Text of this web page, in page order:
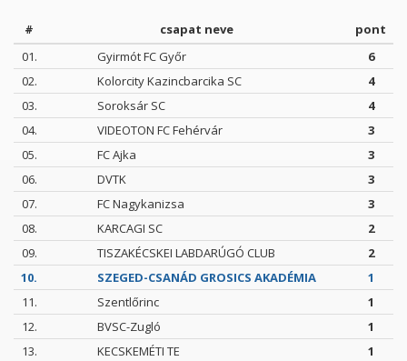
# csapat neve
pont
01.
Gyirmót FC Győr
6
02.
Kolorcity Kazincbarcika SC
4
03.
Soroksár SC
4
04.
VIDEOTON FC Fehérvár
3
05.
FC Ajka
3
06.
DVTK
3
07.
FC Nagykanizsa
3
08.
KARCAGI SC
2
09.
TISZAKÉCSKEI LABDARÚGÓ CLUB
2
10.
SZEGED-CSANÁD GROSICS AKADÉMIA
1
11.
Szentlőrinc
1
12.
BVSC-Zugló
1
13.
KECSKEMÉTI TE
1